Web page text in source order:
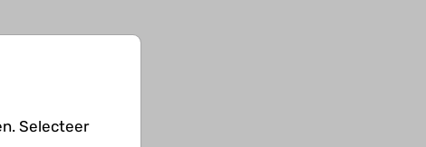
Selecteer